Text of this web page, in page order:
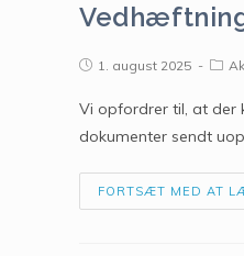
1. august 2025
Vi opfordrer til, at der
dokumenter sendt
FORTSÆT MED AT